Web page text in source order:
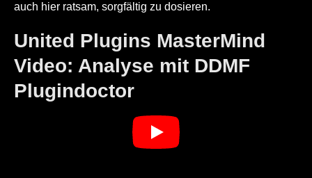
auch hier ratsam, sorgfältig zu dosieren.
United Plugins MasterMind
Video: Analyse mit DDMF
Plugindoctor